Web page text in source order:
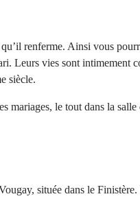
renferme. Ainsi vous
Leurs vies sont intimement
siècle.
mariages, le tout dans la
située dans le